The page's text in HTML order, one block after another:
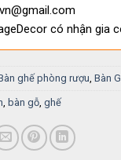
có nhận gia
ghế phòng rượu, Bàn
, bàn gỗ, ghế